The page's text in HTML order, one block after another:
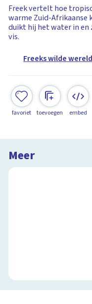
Freek vertelt hoe
warme Zuid-Afrikaanse
duikt hij het water in en
vis.
Freeks wilde wereld
favoriet toevoegen embed
Meer